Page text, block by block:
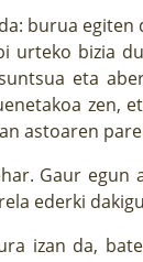
burua
urteko bizia
eta
zen,
astoaren
Gaur egun
ederki
izan da,